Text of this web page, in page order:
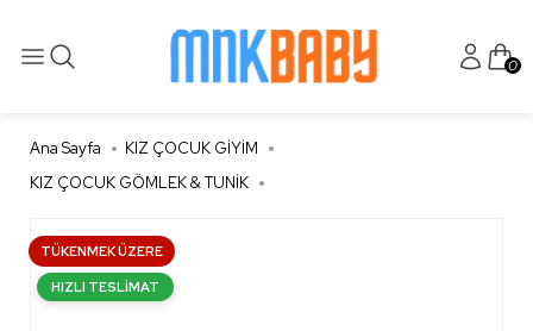
0
Ana Sayfa
KIZ ÇOCUK GİYİM
KIZ ÇOCUK GÖMLEK & TUNİK
TÜKENMEK ÜZERE